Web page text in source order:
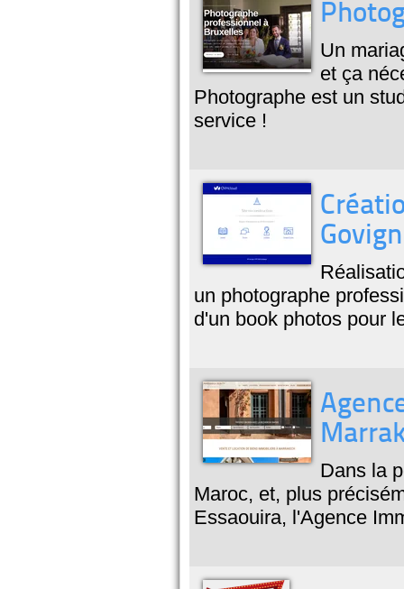
Un
et ça
Photographe est un
service !
un photographe
d'un book photos pour
Dans la
Maroc, et, plus
Essaouira, l'Agence